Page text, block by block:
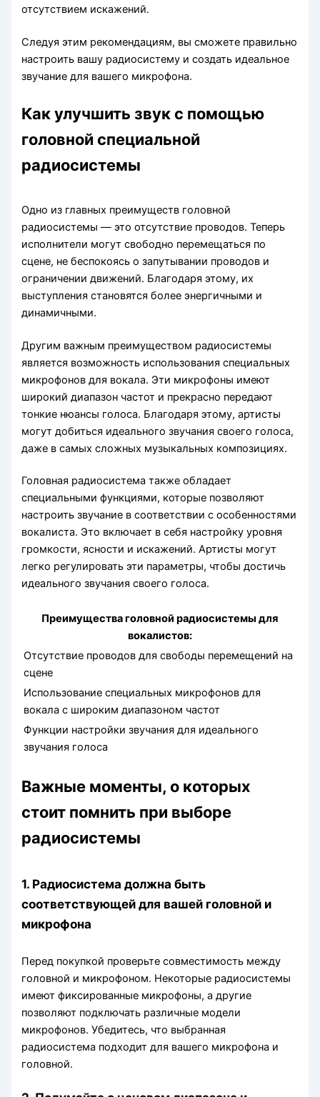
отсутствием искажений.
Следуя этим рекомендациям, вы сможете правильно
настроить вашу радиосистему и создать идеальное
звучание для вашего микрофона.
Как улучшить звук с помощью
головной специальной
радиосистемы
Одно из главных преимуществ головной
радиосистемы — это отсутствие проводов. Теперь
исполнители могут свободно перемещаться по
сцене, не беспокоясь о запутывании проводов и
ограничении движений. Благодаря этому, их
выступления становятся более энергичными и
динамичными.
Другим важным преимуществом радиосистемы
является возможность использования специальных
микрофонов для вокала. Эти микрофоны имеют
широкий диапазон частот и прекрасно передают
тонкие нюансы голоса. Благодаря этому, артисты
могут добиться идеального звучания своего голоса,
даже в самых сложных музыкальных композициях.
Головная радиосистема также обладает
специальными функциями, которые позволяют
настроить звучание в соответствии с особенностями
вокалиста. Это включает в себя настройку уровня
громкости, ясности и искажений. Артисты могут
легко регулировать эти параметры, чтобы достичь
идеального звучания своего голоса.
Преимущества головной радиосистемы для
вокалистов:
Отсутствие проводов для свободы перемещений на
сцене
Использование специальных микрофонов для
вокала с широким диапазоном частот
Функции настройки звучания для идеального
звучания голоса
Важные моменты, о которых
стоит помнить при выборе
радиосистемы
1. Радиосистема должна быть
соответствующей для вашей головной и
микрофона
Перед покупкой проверьте совместимость между
головной и микрофоном. Некоторые радиосистемы
имеют фиксированные микрофоны, а другие
позволяют подключать различные модели
микрофонов. Убедитесь, что выбранная
радиосистема подходит для вашего микрофона и
головной.